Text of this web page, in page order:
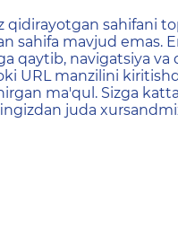
qidirayotgan sahifani
sahifa mavjud emas.
qaytib, navigatsiya va
URL manzilini
ma'qul. Sizga
juda